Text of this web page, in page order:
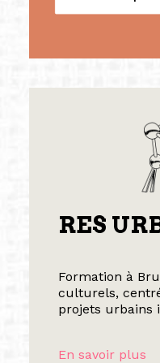
RES
Formation à
culturels,
projets urbains
En savoir plus